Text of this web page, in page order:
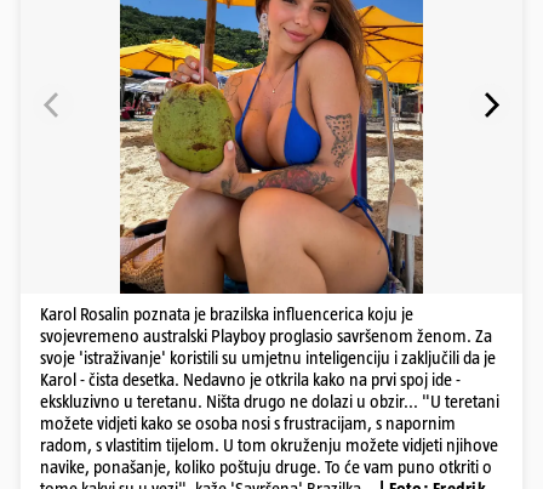
Karol Rosalin poznata je brazilska influencerica koju je
svojevremeno australski Playboy proglasio savršenom ženom. Za
svoje 'istraživanje' koristili su umjetnu inteligenciju i zaključili da je
Karol - čista desetka. Nedavno je otkrila kako na prvi spoj ide -
ekskluzivno u teretanu. Ništa drugo ne dolazi u obzir... "U teretani
možete vidjeti kako se osoba nosi s frustracijam, s napornim
radom, s vlastitim tijelom. U tom okruženju možete vidjeti njihove
navike, ponašanje, koliko poštuju druge. To će vam puno otkriti o